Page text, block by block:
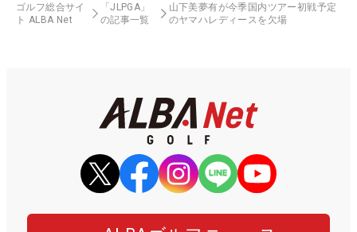
ゴルフ総合サイ
ト ALBA Net
「JLPGA」
の記事一覧
山下美夢有が今季国内ツアー初戦予定
のヤマハレディースを欠場